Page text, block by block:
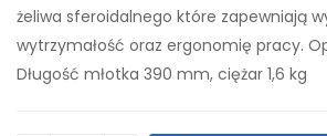
żeliwa sferoidalnego które zapewniają
wytrzymałość oraz ergonomię pracy.
Długość młotka 390 mm, ciężar 1,6 kg